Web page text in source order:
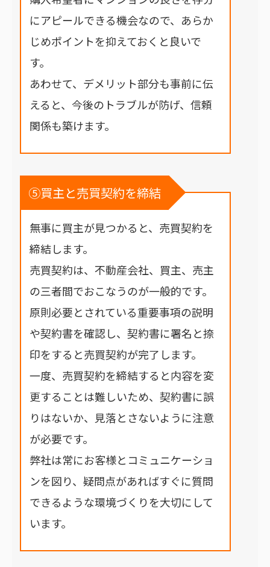
にアピールできる機会なので、あらか
じめポイントを抑えておくと良いで
す。
あわせて、デメリット部分も事前に伝
えると、今後のトラブルが防げ、信頼
関係も築けます。
⑤買主と売買契約を締結
無事に買主が見つかると、売買契約を
締結します。
売買契約は、不動産会社、買主、売主
の三者間でおこなうのが一般的です。
原則必要とされている重要事項の説明
や契約書を確認し、契約書に署名と捺
印をすると売買契約が完了します。
一度、売買契約を締結すると内容を変
更することは難しいため、契約書に誤
りはないか、見落とさないように注意
が必要です。
弊社は常にお客様とコミュニケーショ
ンを図り、疑問点があればすぐに質問
できるような環境づくりを大切にして
います。